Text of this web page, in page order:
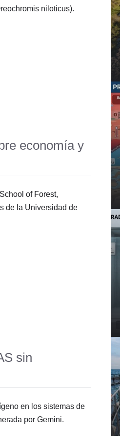
niloticus).
economía y
of Forest,
de la Universidad de
sin
en los sistemas de
por Gemini.